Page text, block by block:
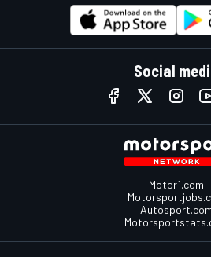
Social
Motor1.com